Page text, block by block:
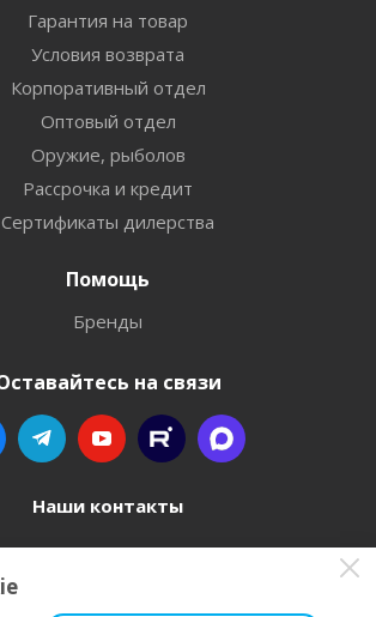
Гарантия на товар
Условия возврата
Корпоративный отдел
Оптовый отдел
Оружие, рыболов
Рассрочка и кредит
Сертификаты дилерства
Помощь
Бренды
на связи
Наши контакты
8 800 77-00-962